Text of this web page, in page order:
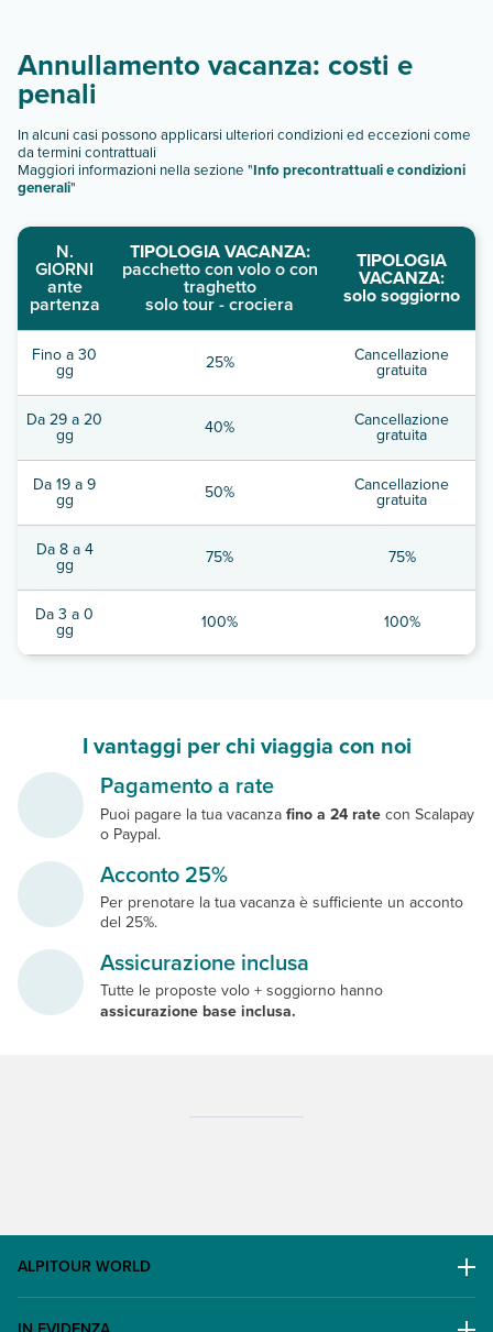
Annullamento vacanza: costi e
penali
In alcuni casi possono applicarsi ulteriori condizioni ed eccezioni come
da termini contrattuali
Maggiori informazioni nella sezione "Info precontrattuali e condizioni
generali"
N.
GIORNI
ante
partenza
TIPOLOGIA VACANZA:
pacchetto con volo o con
traghetto
solo tour - crociera
TIPOLOGIA
VACANZA:
solo soggiorno
Fino a 30
gg 25% Cancellazione
gratuita
Da 29 a 20
gg 40% Cancellazione
gratuita
Da 19 a 9
gg 50% Cancellazione
gratuita
Da 8 a 4
gg 75% 75%
Da 3 a 0
gg 100% 100%
I vantaggi per chi viaggia con noi
Pagamento a rate
Puoi pagare la tua vacanza fino a 24 rate con Scalapay
o Paypal.
Acconto 25%
Per prenotare la tua vacanza è sufficiente un acconto
del 25%.
Assicurazione inclusa
Tutte le proposte volo + soggiorno hanno
assicurazione base inclusa.
ALPITOUR WORLD
AWARD